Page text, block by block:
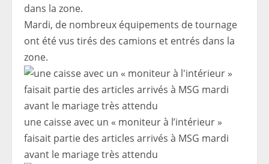
Mardi, de nombreux équipements de tournage
ont été vus tirés des camions et entrés dans la
zone.
une caisse avec un « moniteur à l’intérieur »
faisait partie des articles arrivés à MSG mardi
avant le mariage très attendu